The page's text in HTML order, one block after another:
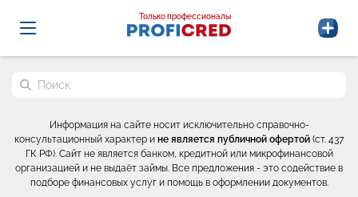
Probrokery - Только профессионалы
Только профессионалы
Поиск по сайту
Информация на сайте носит исключительно справочно-
консультационный характер и не является публичной офертой (ст. 437
ГК РФ). Сайт не является банком, кредитной или микрофинансовой
организацией и не выдаёт займы. Все предложения - это содействие в
подборе финансовых услуг и помощь в оформлении документов.